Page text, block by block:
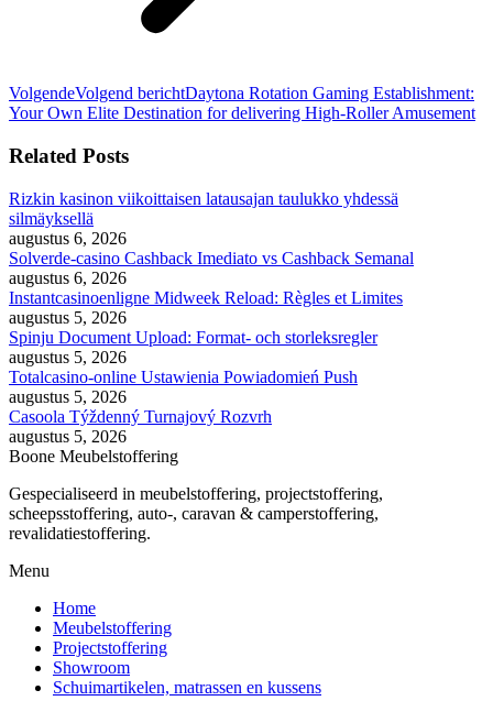
VolgendeVolgend berichtDaytona Rotation Gaming Establishment:
Your Own Elite Destination for delivering High-Roller Amusement
Related Posts
Rizkin kasinon viikoittaisen latausajan taulukko yhdessä
silmäyksellä
augustus 6, 2026
Solverde-casino Cashback Imediato vs Cashback Semanal
augustus 6, 2026
Instantcasinoenligne Midweek Reload: Règles et Limites
augustus 5, 2026
Spinju Document Upload: Format- och storleksregler
augustus 5, 2026
Totalcasino-online Ustawienia Powiadomień Push
augustus 5, 2026
Casoola Týždenný Turnajový Rozvrh
augustus 5, 2026
Boone Meubelstoffering
Gespecialiseerd in meubelstoffering, projectstoffering,
scheepsstoffering, auto-, caravan & camperstoffering,
revalidatiestoffering.
Menu
Home
Meubelstoffering
Projectstoffering
Showroom
Schuimartikelen, matrassen en kussens